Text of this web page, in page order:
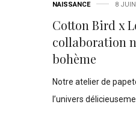
NAISSANCE 8
Cotton Bird x
collaboration
bohème
Notre atelier de
l’univers